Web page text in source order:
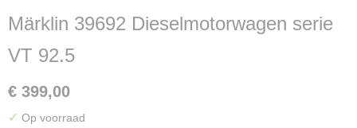
Märklin 39692 Dieselmotorwagen serie
VT 92.5
€ 399,00
✓ Op voorraad